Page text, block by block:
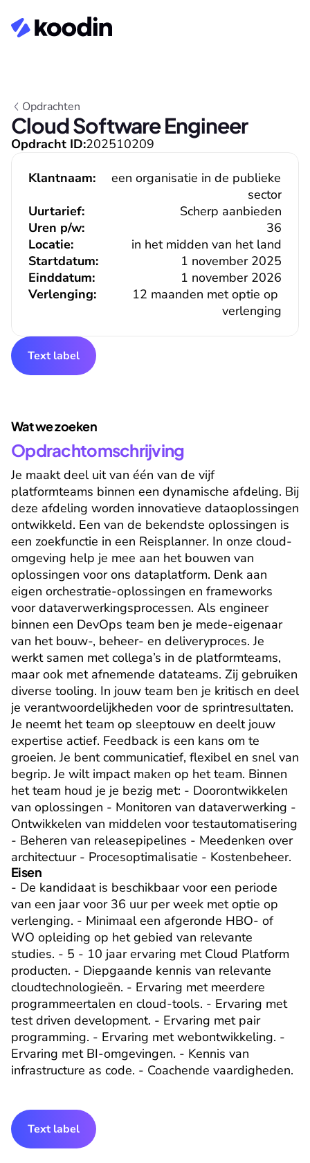
Opdrachten
Cloud Software Engineer
Opdracht ID:202510209
Klantnaam:
een organisatie in de publieke
sector
Uurtarief:
Scherp aanbieden
36
Uren p/w:
Locatie:
in het midden van het land
Verlenging:
12 maanden met optie op
verlenging
Einddatum: 1 november 2026
Startdatum: 1 november 2025
Text label
Wat we zoeken
Opdrachtomschrijving
Je maakt deel uit van één van de vijf
platformteams binnen een dynamische afdeling. Bij
deze afdeling worden innovatieve dataoplossingen
ontwikkeld. Een van de bekendste oplossingen is
een zoekfunctie in een Reisplanner. In onze cloud-
omgeving help je mee aan het bouwen van
oplossingen voor ons dataplatform. Denk aan
eigen orchestratie-oplossingen en frameworks
voor dataverwerkingsprocessen. Als engineer
binnen een DevOps team ben je mede-eigenaar
van het bouw-, beheer- en deliveryproces. Je
werkt samen met collega’s in de platformteams,
maar ook met afnemende datateams. Zij gebruiken
diverse tooling. In jouw team ben je kritisch en deel
je verantwoordelijkheden voor de sprintresultaten.
Je neemt het team op sleeptouw en deelt jouw
expertise actief. Feedback is een kans om te
groeien. Je bent communicatief, flexibel en snel van
begrip. Je wilt impact maken op het team. Binnen
het team houd je je bezig met: - Doorontwikkelen
van oplossingen - Monitoren van dataverwerking -
Ontwikkelen van middelen voor testautomatisering
- Beheren van releasepipelines - Meedenken over
architectuur - Procesoptimalisatie - Kostenbeheer.
Eisen
- De kandidaat is beschikbaar voor een periode
van een jaar voor 36 uur per week met optie op
verlenging. - Minimaal een afgeronde HBO- of
WO opleiding op het gebied van relevante
studies. - 5 - 10 jaar ervaring met Cloud Platform
producten. - Diepgaande kennis van relevante
cloudtechnologieën. - Ervaring met meerdere
programmeertalen en cloud-tools. - Ervaring met
test driven development. - Ervaring met pair
programming. - Ervaring met webontwikkeling. -
Ervaring met BI-omgevingen. - Kennis van
infrastructure as code. - Coachende vaardigheden.
Text label